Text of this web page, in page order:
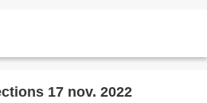
17 nov. 2022